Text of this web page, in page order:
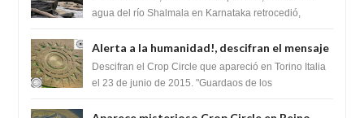
Lingas
agua del río Shalmala en Karnataka retrocedió,
Alerta a la humanidad!, descifran el mensaje
del Crop Circle de Torino ,Italia
Descifran el Crop Circle que apareció en Torino Italia
el 23 de junio de 2015. "Guardaos de los